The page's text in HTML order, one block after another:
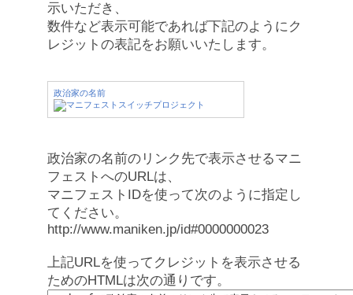
示いただき、
数件など表示可能であれば下記のようにク
レジットの表記をお願いいたします。
政治家の名前
政治家の名前のリンク先で表示させるマニ
フェストへのURLは、
マニフェストIDを使って次のように指定し
てください。
http://www.maniken.jp/id#0000000023
上記URLを使ってクレジットを表示させる
ためのHTMLは次の通りです。